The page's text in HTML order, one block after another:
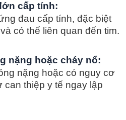
cấp tính:
đau cấp tính, đặc biệt
có thể liên quan đến tim.
nặng hoặc cháy nổ:
nặng hoặc có nguy cơ
can thiệp y tế ngay lập